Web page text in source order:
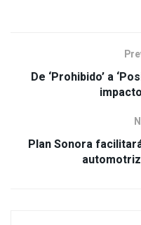
De ‘Prohibido’ a
Plan Sonora